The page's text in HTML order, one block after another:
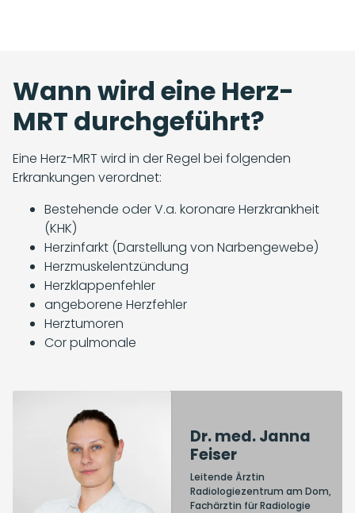
Wann wird eine Herz-
MRT durchgeführt?
Eine Herz-MRT wird in der Regel bei folgenden
Erkrankungen verordnet:
Bestehende oder V.a. koronare Herzkrankheit
(KHK)
Herzinfarkt (Darstellung von Narbengewebe)
Herzmuskelentzündung
Herzklappenfehler
angeborene Herzfehler
Herztumoren
Cor pulmonale
Dr. med. Tino
Digon Söntgerath
Leitender Arzt Standort St.
Antonius Krankenhaus,
Facharzt für Radiologie
Dr. med. Janna
Feiser
Leitende Ärztin
Radiologiezentrum am Dom,
Fachärztin für Radiologie